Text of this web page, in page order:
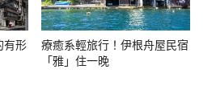
有形
療癒系輕旅行！伊根舟屋民宿
「雅」住一晚